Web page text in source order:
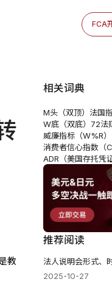
FCA
教
相关词典
M头（双顶） 法国
W底（双底） 72法
威廉指标（W%R）
消费者信心指数（
ADR（美国存托凭证
推荐阅读
2025-10-27